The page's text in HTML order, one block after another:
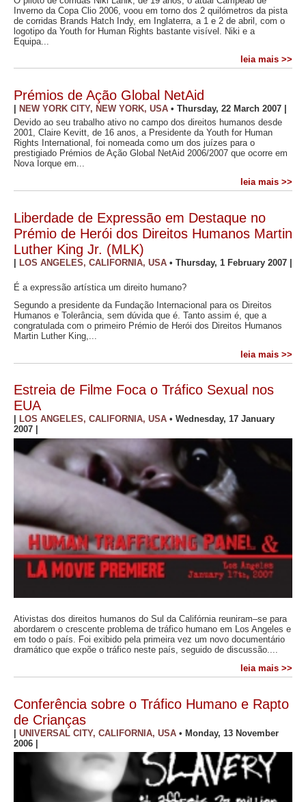
Inverno da Copa Clio 2006, voou em torno dos 2 quilómetros da pista
de corridas Brands Hatch Indy, em Inglaterra, a 1 e 2 de abril, com o
logotipo da Youth for Human Rights bastante visível. Niki e a
Equipa...
leia mais >>
Prémios de Ação Global NetAid
NEW YORK CITY, NEW YORK, USA • Thursday, 22 March 2007
Devido ao seu trabalho ativo no campo dos direitos humanos desde
2001, Claire Kevitt, de 16 anos, a Presidente da Youth for Human
Rights International, foi nomeada como um dos juízes para o
prestigiado Prémios de Ação Global NetAid 2006/2007 que ocorre em
Nova Iorque em...
leia mais >>
Liberdade de Expressão em Destaque no
Prémio de Herói dos Direitos Humanos Martin
Luther King Jr. (MLK)
LOS ANGELES, CALIFORNIA, USA • Thursday, 1 February 2007
É a expressão artística um direito humano?
Segundo a presidente da Fundação Internacional para os Direitos
Humanos e Tolerância, sem dúvida que é. Tanto assim é, que a
congratulada com o primeiro Prémio de Herói dos Direitos Humanos
Martin Luther King,...
leia mais >>
Estreia de Filme Foca o Tráfico Sexual nos
EUA
LOS ANGELES, CALIFORNIA, USA • Wednesday, 17 January
2007
Ativistas dos direitos humanos do Sul da Califórnia reuniram–se para
abordarem o crescente problema de tráfico humano em Los Angeles e
em todo o país. Foi exibido pela primeira vez um novo documentário
dramático que expõe o tráfico neste país, seguido de discussão....
leia mais >>
Conferência sobre o Tráfico Humano e Rapto
de Crianças
| UNIVERSAL CITY, CALIFORNIA, USA • Monday, 13 November
2006 |